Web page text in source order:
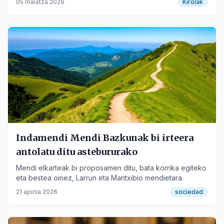
05 maiatza 2026 Kirolak
Indamendi Mendi Bazkunak bi irteera
antolatu ditu astebururako
Mendi elkarteak bi proposamen ditu, bata korrika egiteko
eta bestea oinez, Larrun eta Mantxibio mendietara.
21 apirila 2026 sociedad